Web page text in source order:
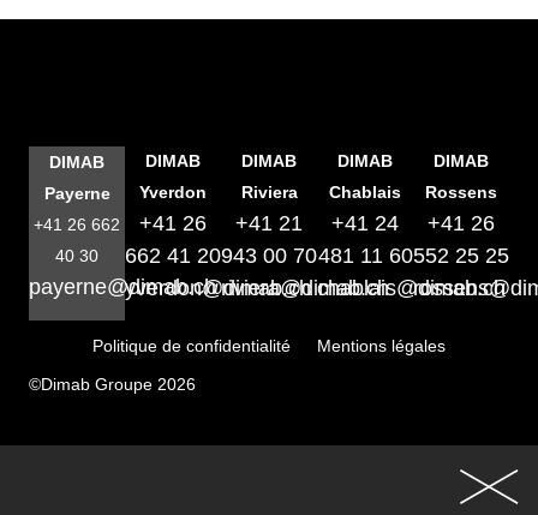
DIMAB
Payerne
+41 26 662
40 30
payerne@dimab.ch
DIMAB
Yverdon
+41 26
662 41 20
yverdon@dimab.ch
DIMAB
Riviera
+41 21
943 00 70
riviera@dimab.ch
DIMAB
Chablais
+41 24
481 11 60
chablais@dimab.ch
DIMAB
Rossens
+41 26
552 25 25
Politique de confidentialité
Mentions légales
©Dimab Groupe 2026